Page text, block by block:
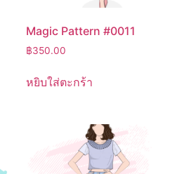
Magic Pattern #0011
฿350.00
หยิบใส่ตะกร้า